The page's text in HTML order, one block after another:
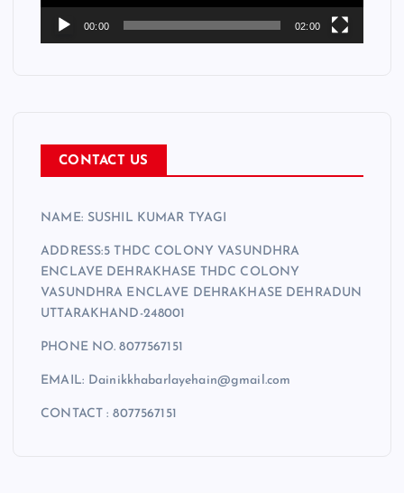
00:00 02:00
CONTACT US
NAME: SUSHIL KUMAR TYAGI
ADDRESS:5 THDC COLONY VASUNDHRA
ENCLAVE DEHRAKHASE THDC COLONY
VASUNDHRA ENCLAVE DEHRAKHASE DEHRADUN
UTTARAKHAND-248001
PHONE NO. 8077567151
EMAIL: Dainikkhabarlayehain@gmail.com
CONTACT : 8077567151